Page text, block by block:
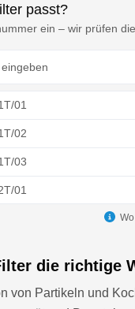
passt?
ein – wir prüfen
01
02
03
01
03
die richtige
von Partikeln und